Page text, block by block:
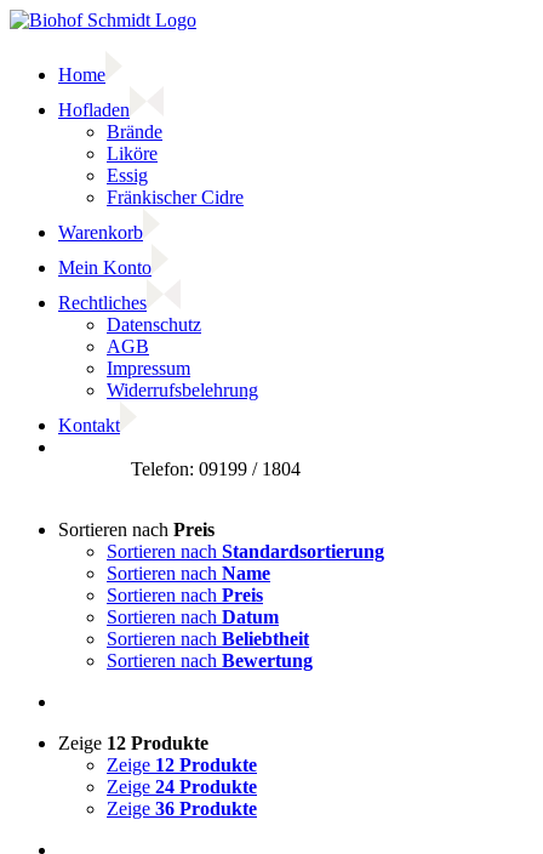
Zum
Home
Hofladen
Brände
Liköre
Essig
Fränkischer Cidre
Warenkorb
Mein Konto
Rechtliches
Datenschutz
AGB
Impressum
Widerrufsbelehrung
Kontakt
Sortieren nach Preis
Sortieren nach Standardsortierung
Sortieren nach Name
Sortieren nach Preis
Sortieren nach Datum
Sortieren nach Beliebtheit
Sortieren nach Bewertung
Zeige 12 Produkte
Zeige 12 Produkte
Zeige 24 Produkte
Zeige 36 Produkte